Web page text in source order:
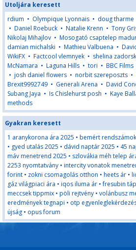
Utoljára keresett
rdium • Olympique Lyonnais • doug tharme
• Daniel Roebuck • Natalie Krenn • Tony
Nikolaj Mihajlov • Mosogató csaptelep
damian michalski • Mathieu Valbuena •
WikiFX • Factcool vlemnyek • shelina
McNamara • Laguna Hills • tori • BBC Films
• josh daniel flowers • norbit szereposzts •
Brexit9992749 • Generali Arena • David
Subang Jaya • Is Chislehurst posh • Kaye
methods
Gyakran keresett
1 aranykorona ára 2025 • bemért rendszámok
• gyed utalás 2025 • dávid naptár 2025 • 45
máv menetrend 2025 • szlovákia méh telep
2253 nyomtatvány • intercity vonatok
forint • zokni csomagolás otthon • heets ár •
gáz világpiaci ára • iqos iluma ár •fresubin
meccsek tippmix • pöli rejtvény • volánbusz
eredmények tegnapi • otp
újság • opus forum